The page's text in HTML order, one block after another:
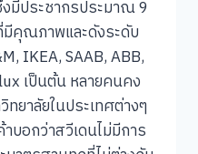
มีประชากรประมาณ 9
คุณภาพและดังระดับ
IKEA, SAAB, ABB,
เป็นต้น หลายคนคง
ยาลัยในประเทศต่างๆ
บอกว่าสวีเดนไม่มีการ